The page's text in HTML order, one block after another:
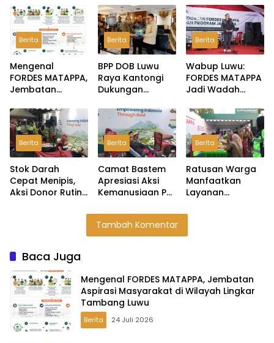
Berita
Mengenal
FORDES MATAPPA,
Jembatan
Masyarakat di
Wilayah Lingkar
Tambang Luwu
Berita
BPP DOB Luwu
Raya Kantongi
Dukungan
Pembentukan
Provinsi Dijanjikan
Masuk
Rekomendasi
Pemerintah
Berita
Wabup Luwu:
FORDES MATAPPA
Jadi Wadah
Masyarakat
Lingkar Tambang
Berita
Stok Darah
Cepat Menipis,
Aksi Donor Rutin
Berita
Camat Bastem
Apresiasi Aksi
Kemanusiaan PT
Kegiatan Donor
Darah
Berita
Ratusan Warga
Manfaatkan
Layanan
PT Masmindo di
Tambah Komentar
Baca Juga
Mengenal FORDES MATAPPA, Jembatan
Aspirasi Masyarakat di Wilayah Lingkar
Tambang Luwu
Berita 24 Juli 2026